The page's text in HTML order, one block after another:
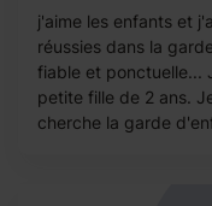
j'aime les enfants et
réussies dans la
fiable et ponctuelle...
petite fille de 2 ans.
cherche la garde